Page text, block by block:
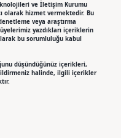
ve İletişim Kurumu
olarak hizmet vermektedir. Bu
veya araştırma
yazdıkları içeriklerin
bu sorumluluğu kabul
düşündüğünüz içerikleri,
halinde, ilgili içerikler